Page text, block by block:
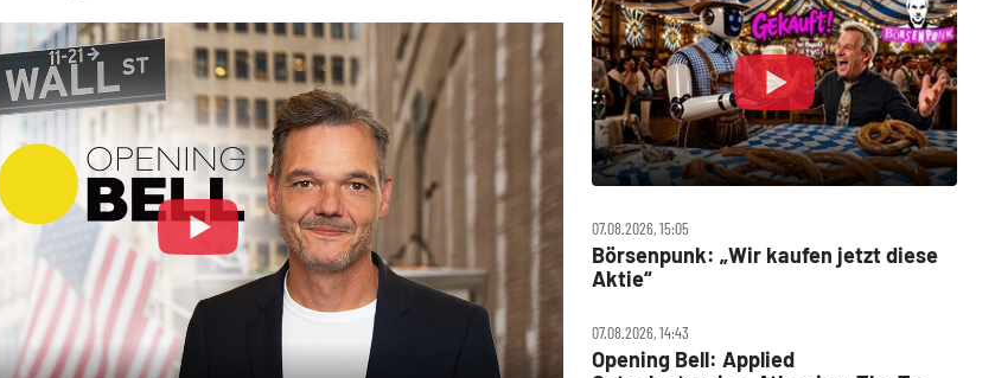
Play
07.08.2026, 15:05
Börsenpunk: „Wir kaufen jetzt diese
Aktie“
07.08.2026, 14:43
Opening Bell: Applied